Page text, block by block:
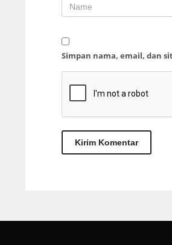
Simpan nama, email, dan